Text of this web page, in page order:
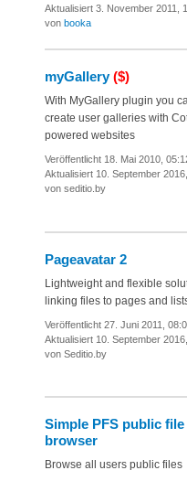
Aktualisiert 3. November 2011,
von booka
myGallery($)
With MyGallery plugin you
create user galleries with
powered websites
Veröffentlicht 18. Mai 2010,
Aktualisiert 10. September
von seditio.by
Pageavatar 2
Lightweight and flexible
linking files to pages and
Veröffentlicht 27. Juni 2011,
Aktualisiert 10. September
von Seditio.by
Simple PFS public file
browser
Browse all users public files